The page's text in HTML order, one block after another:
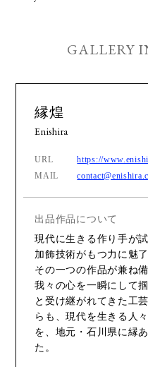
GALLERY
縁煌
Enishira
URL
https://
MAIL
出品作品について
現代に生きる作り手が
加飾技術がもつ力に魅
その一つの作品が兼ね
我々の心を一瞬にして
と受け継がれてきた工
らも、現代を生きる人
を、地元・石川県に縁
た。